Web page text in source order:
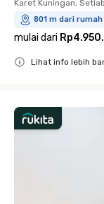
Karet Kuningan,
801 m dari
mulai dari
Lihat info lebih